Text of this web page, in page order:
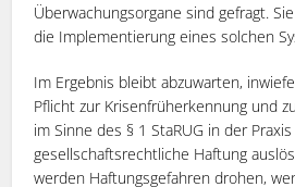
Überwachungsorgane sind gefragt.
die Implementierung eines solchen
Im Ergebnis bleibt abzuwarten,
Pflicht zur Krisenfrüherkennung und
im Sinne des § 1 StaRUG in der
gesellschaftsrechtliche Haftung
werden Haftungsgefahren drohen,